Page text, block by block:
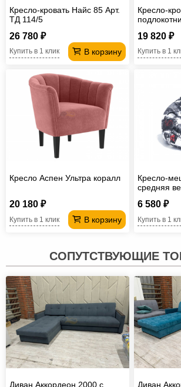
Кресло-кровать Найс 85 Арт.
ТД 114/5
26 780 ₽
В корзину
Купить в 1 клик
Кресло-
19 820 ₽
Купить в 1
Кресло Аспен Ультра коралл
20 180 ₽
В корзину
Купить в 1 клик
Кресло-
средняя
6 580 ₽
Купить в 1
СОПУТСТВУЮЩИЕ
Диван Аккордеон 2000 с
Диван